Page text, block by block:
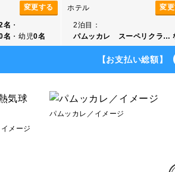
変更する
名 ・
名 ・幼児0名
変
ホテル
2泊目：
パムッカレ スーペリクラ…
【お支払い総額】
メージ
パムッカレ／イメージ